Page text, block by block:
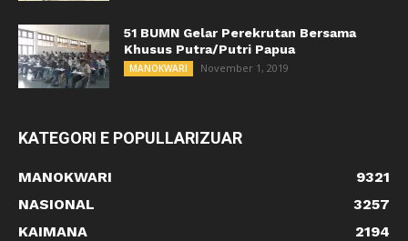
51 BUMN Gelar Perekrutan Bersama
Khusus Putra/Putri Papua
MANOKWARI November 1, 2019
KATEGORI E POPULLARIZUAR
MANOKWARI
9321
NASIONAL
3257
KAIMANA
2194